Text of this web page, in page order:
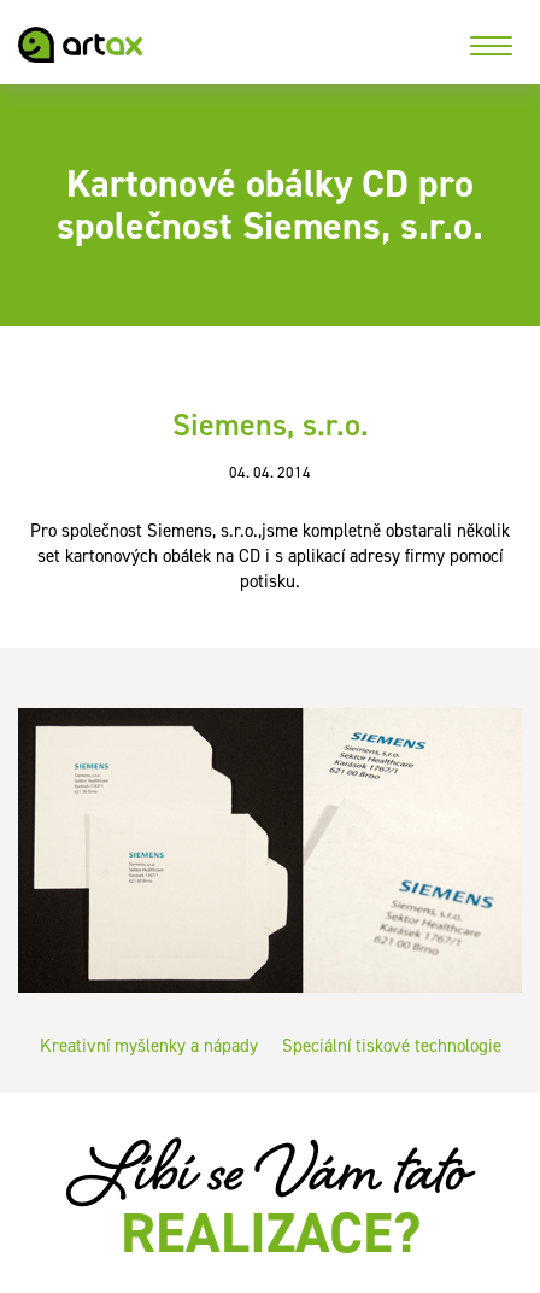
Kartonové obálky CD pro
společnost Siemens, s.r.o.
Siemens, s.r.o.
04. 04. 2014
Pro společnost Siemens, s.r.o.,jsme kompletně obstarali několik
set kartonových obálek na CD i s aplikací adresy firmy pomocí
potisku.
Kreativní myšlenky a nápady Speciální tiskové technologie
Líbí se Vám tato
REALIZACE?